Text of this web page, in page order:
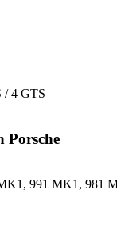
/ 4 GTS
Porsche
991 MK1, 981